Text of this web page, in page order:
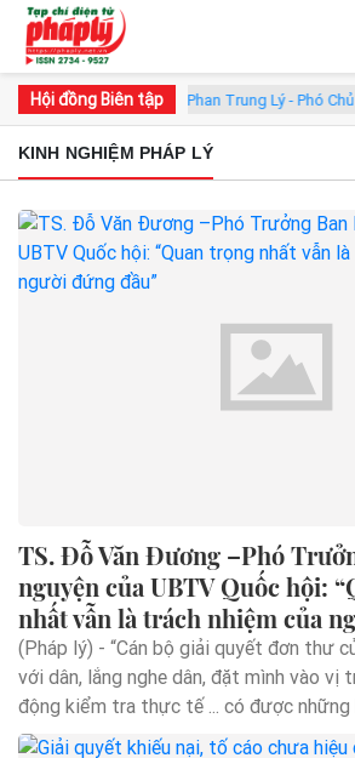
Hội đồng Biên tập
đồng GS.TS. Phan Trung Lý - Phó Chủ
KINH NGHIỆM PHÁP LÝ
TS. Đỗ Văn Đương –Phó
nguyện của UBTV Quốc hội:
nhất vẫn là trách nhiệm của
(Pháp lý) - “Cán bộ giải quyết đơn thư
với dân, lắng nghe dân, đặt mình vào vị
động kiểm tra thực tế ... có được những